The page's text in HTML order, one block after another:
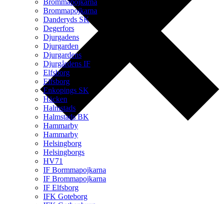
Brommapojkarna
Danderyds SK
Degerfors
Djurgadens
Djurgarden
Djurgardens
Djurgårdens IF
Elfsborg
Elfsborg
Enkopings SK
Häcken
Halmstads
Halmstads BK
Hammarby
Hammarby
Helsingborg
Helsingborgs
HV71
IF Bormmapojkarna
IF Brommapojkarna
IF Elfsborg
IFK Goteborg